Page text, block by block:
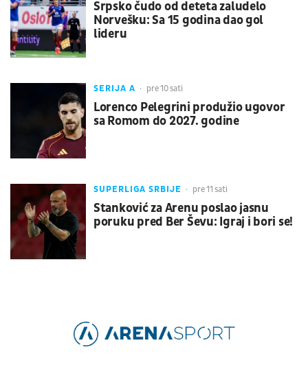
Srpsko čudo od deteta zaludelo
Norvešku: Sa 15 godina dao gol
lideru
SERIJA A pre 10 sati
Lorenco Pelegrini produžio ugovor
sa Romom do 2027. godine
SUPERLIGA SRBIJE pre 11 sati
Stanković za Arenu poslao jasnu
poruku pred Ber Ševu: Igraj i bori se!